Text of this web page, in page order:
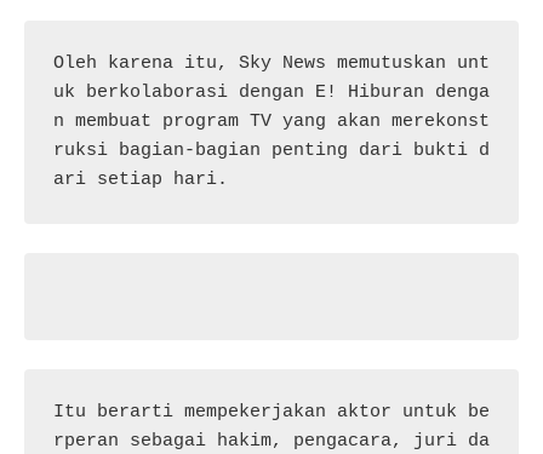
Oleh karena itu, Sky News memutuskan unt
uk berkolaborasi dengan E! Hiburan denga
n membuat program TV yang akan merekonst
ruksi bagian-bagian penting dari bukti d
ari setiap hari.
Itu berarti mempekerjakan aktor untuk be
rperan sebagai hakim, pengacara, juri da